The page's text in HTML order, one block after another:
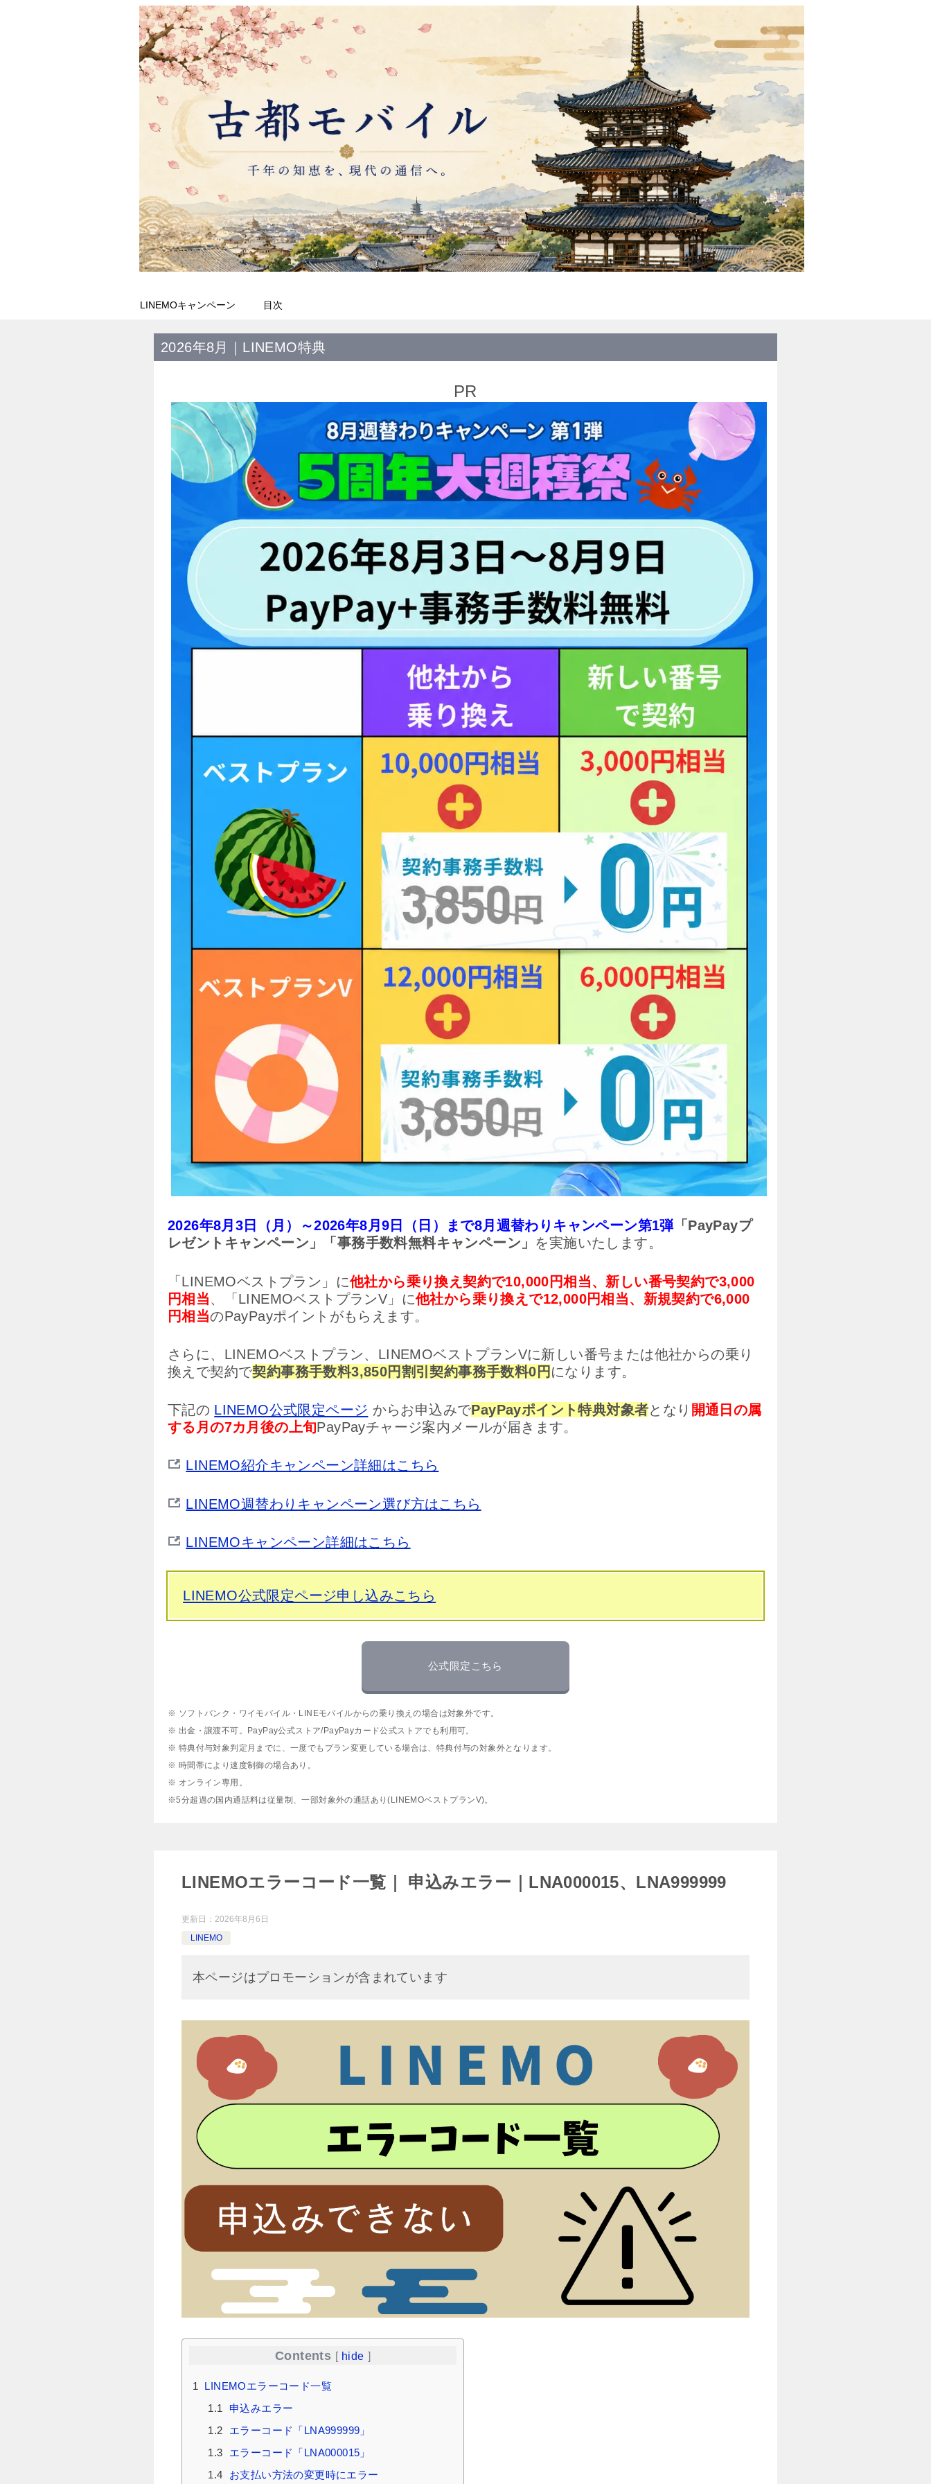
LINEMOキャンペーン 目次
2026年8月｜LINEMO特典
PR
2026年8月3日（月）～2026年8月9日（日）まで8月週替わりキャンペーン第1弾「PayPayプ
レゼントキャンペーン」「事務手数料無料キャンペーン」 を実施いたします。
「LINEMOベストプラン」に他社から乗り換え契約で10,000円相当、新しい番号契約で3,000
円相当、「LINEMOベストプランV」に他社から乗り換えで12,000円相当、新規契約で6,000
円相当のPayPayポイントがもらえます。
さらに、LINEMOベストプラン、LINEMOベストプランVに新しい番号または他社からの乗り
換えで契約で契約事務手数料3,850円割引契約事務手数料0円 になります。
下記の LINEMO公式限定ページ からお申込みでPayPayポイント特典対象者となり 開通日の属
する月の7カ月後の上旬PayPayチャージ案内メールが届きます。
LINEMO紹介キャンペーン詳細はこちら
LINEMO週替わりキャンペーン選び方はこちら
LINEMOキャンペーン詳細はこちら
LINEMO公式限定ページ申し込みこちら
公式限定こちら
※ ソフトバンク・ワイモバイル・LINEモバイルからの乗り換えの場合は対象外です。
※ 出金・譲渡不可。PayPay公式ストア/PayPayカード公式ストアでも利用可。
※ 特典付与対象判定月までに、一度でもプラン変更している場合は、特典付与の対象外となります。
※ 時間帯により速度制御の場合あり。
※ オンライン専用。
※5分超過の国内通話料は従量制、一部対象外の通話あり(LINEMOベストプランV)。
LINEMOエラーコード一覧｜ 申込みエラー｜LNA000015、LNA999999
更新日： 2026年8月6日
LINEMO
本ページはプロモーションが含まれています
Contents [ hide ]
1
LINEMOエラーコード一覧
1.1
申込みエラー
1.2
エラーコード「LNA999999」
1.3
エラーコード「LNA000015」
1.4
お支払い方法の変更時にエラー